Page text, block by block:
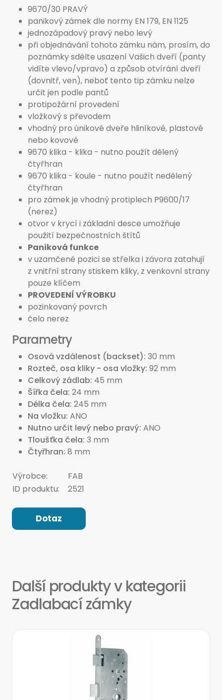
9670/30 PRAVÝ
panikový zámek dle normy EN 179, EN 1125
jednozápadový pravý nebo levý
při objednávání tohoto zámku nám, prosím, do
poznámky sdělte usazení Vašich dveří (panty
vidíte vlevo/vpravo) a způsob otvírání dveří
(dovnitř, ven), neboť tento tip zámku nelze
určit jen podle pantů
protipožární provedení
vložkový s převodem
vhodný pro únikové dveře hliníkové, plastové
nebo kovové
9670 klika - klika - nutno použít dělený
čtyřhran
9670 klika - koule - nutno použít nedělený
čtyřhran
pro zámek je vhodný protiplech P9600/17
(nerez)
otvor v krycí i základní desce umožňuje
použití bezpečnostních štítů
Paniková funkce
v uzamčené pozici se střelka i závora zatahují
z vnitřní strany stiskem kliky, z venkovní strany
pouze klíčem
PROVEDENÍ VÝROBKU
pozinkovaný povrch
čelo nerez
Parametry
Osová vzdálenost (backset) 30 mm
Rozteč, osa kliky - osa vložky 92 mm
Celkový zádlab 45 mm
Šířka čela 24 mm
Délka čela 245 mm
Na vložku ANO
Nutno určit levý nebo pravý ANO
Tloušťka čela 3 mm
Čtyřhran 8 mm
Výrobce:
FAB
ID produktu:
2521
Dotaz
Další produkty v kategorii
Zadlabací zámky